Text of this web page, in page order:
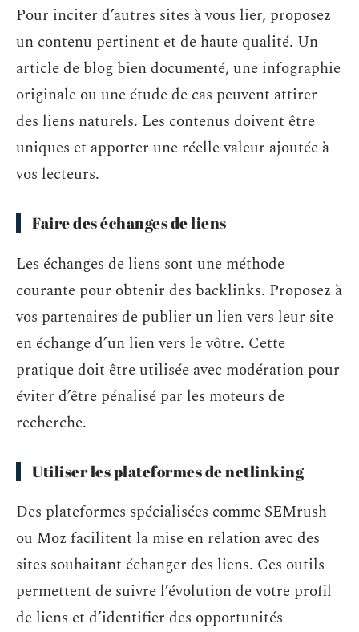
Pour inciter d’autres sites à vous lier, proposez
un contenu pertinent et de haute qualité. Un
article de blog bien documenté, une infographie
originale ou une étude de cas peuvent attirer
des liens naturels. Les contenus doivent être
uniques et apporter une réelle valeur ajoutée à
vos lecteurs.
Faire des échanges de liens
Les échanges de liens sont une méthode
courante pour obtenir des backlinks. Proposez à
vos partenaires de publier un lien vers leur site
en échange d’un lien vers le vôtre. Cette
pratique doit être utilisée avec modération pour
éviter d’être pénalisé par les moteurs de
recherche.
Utiliser les plateformes de netlinking
Des plateformes spécialisées comme SEMrush
ou Moz facilitent la mise en relation avec des
sites souhaitant échanger des liens. Ces outils
permettent de suivre l’évolution de votre profil
de liens et d’identifier des opportunités